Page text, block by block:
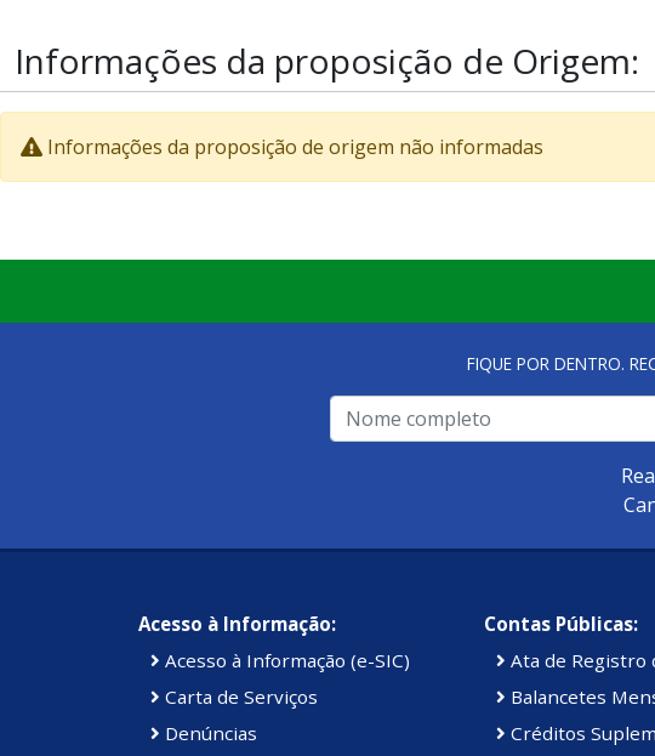
Informações da proposição de Origem:
Informações da proposição de origem não informadas
FIQUE POR DENTRO.
Acesso à Informação:
Acesso à Informação (e-SIC)
Carta de Serviços
Denúncias
Contas Públicas:
Ata de Registro
Balancetes
Créditos